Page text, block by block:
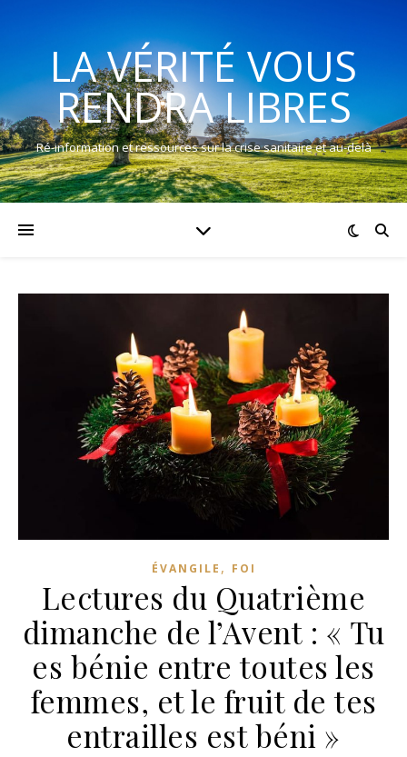
LA VÉRITÉ VOUS
RENDRA LIBRES
Ré-information et ressources sur la crise sanitaire et au-delà
ÉVANGILE , FOI
Lectures du Quatrième
dimanche de l’Avent : « Tu
es bénie entre toutes les
femmes, et le fruit de tes
entrailles est béni »